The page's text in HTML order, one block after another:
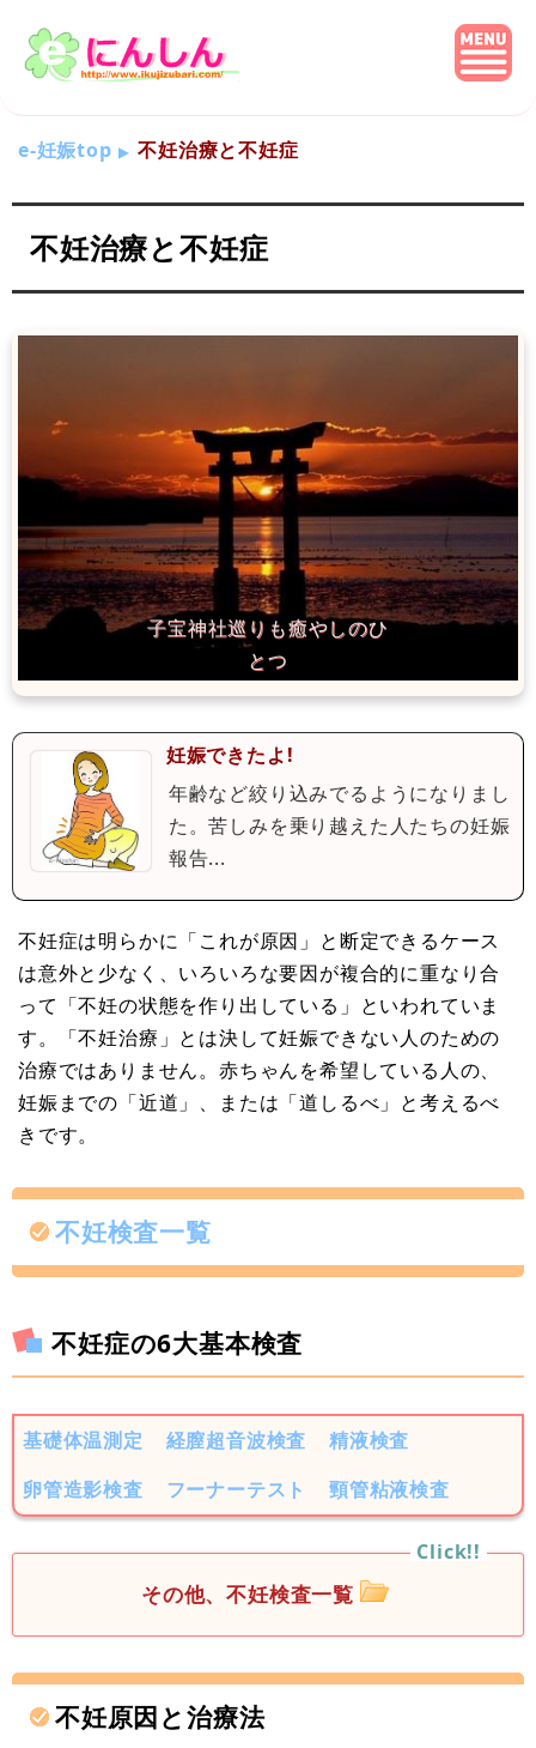
e-妊娠top 不妊治療と不妊症
不妊治療と不妊症
妊娠できたよ!
年齢など絞り込みでるようになりまし
た。苦しみを乗り越えた人たちの妊娠
報告...
不妊症は明らかに「これが原因」と断定できるケース
は意外と少なく、いろいろな要因が複合的に重なり合
って「不妊の状態を作り出している」といわれていま
す。「不妊治療」とは決して妊娠できない人のための
治療ではありません。赤ちゃんを希望している人の、
妊娠までの「近道」、または「道しるべ」と考えるべ
きです。
不妊検査一覧
不妊症の6大基本検査
基礎体温測定 経膣超音波検査
精液検査
卵管造影検査
フーナーテスト 頸管粘液検査
その他、不妊検査一覧
不妊原因と治療法